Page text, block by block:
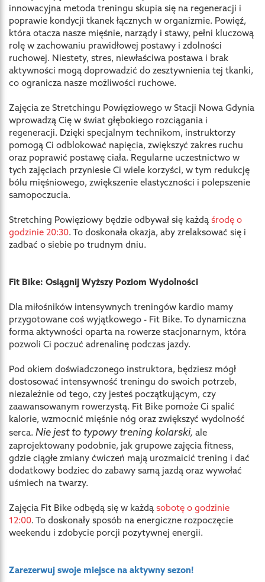
innowacyjna metoda treningu skupia się na regeneracji i
poprawie kondycji tkanek łącznych w organizmie. Powięź,
która otacza nasze mięśnie, narządy i stawy, pełni kluczową
rolę w zachowaniu prawidłowej postawy i zdolności
ruchowej. Niestety, stres, niewłaściwa postawa i brak
aktywności mogą doprowadzić do zesztywnienia tej tkanki,
co ogranicza nasze możliwości ruchowe.
Zajęcia ze Stretchingu Powięziowego w Stacji Nowa Gdynia
wprowadzą Cię w świat głębokiego rozciągania i
regeneracji. Dzięki specjalnym technikom, instruktorzy
pomogą Ci odblokować napięcia, zwiększyć zakres ruchu
oraz poprawić postawę ciała. Regularne uczestnictwo w
tych zajęciach przyniesie Ci wiele korzyści, w tym redukcję
bólu mięśniowego, zwiększenie elastyczności i polepszenie
samopoczucia.
Stretching Powięziowy będzie odbywał się każdą środę o
godzinie 20:30. To doskonała okazja, aby zrelaksować się i
zadbać o siebie po trudnym dniu.
Fit Bike: Osiągnij Wyższy Poziom Wydolności
Dla miłośników intensywnych treningów kardio mamy
przygotowane coś wyjątkowego - Fit Bike. To dynamiczna
forma aktywności oparta na rowerze stacjonarnym, która
pozwoli Ci poczuć adrenalinę podczas jazdy.
Pod okiem doświadczonego instruktora, będziesz mógł
dostosować intensywność treningu do swoich potrzeb,
niezależnie od tego, czy jesteś początkującym, czy
zaawansowanym rowerzystą. Fit Bike pomoże Ci spalić
kalorie, wzmocnić mięśnie nóg oraz zwiększyć wydolność
serca. Nie jest to typowy trening kolarski, ale
zaprojektowany podobnie, jak grupowe zajęcia fitness,
gdzie ciągłe zmiany ćwiczeń mają urozmaicić trening i dać
dodatkowy bodziec do zabawy samą jazdą oraz wywołać
uśmiech na twarzy.
Zajęcia Fit Bike odbędą się w każdą sobotę o godzinie
12:00. To doskonały sposób na energiczne rozpoczęcie
weekendu i zdobycie porcji pozytywnej energii.
Zarezerwuj swoje miejsce na aktywny sezon!